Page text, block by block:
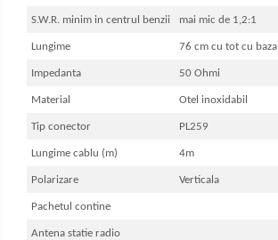
S.W.R. minim in centrul benzii mai mic de 1,2:1
Lungime 76 cm cu tot cu baza
Impedanta 50 Ohmi
Material Otel inoxidabil
Tip conector PL259
Lungime cablu (m) 4m
Polarizare Verticala
Pachetul contine
Antena statie radio